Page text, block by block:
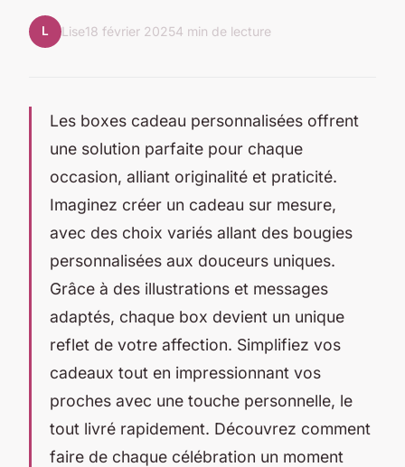
L Lise18 février 20254 min de lecture
Les boxes cadeau personnalisées offrent
une solution parfaite pour chaque
occasion, alliant originalité et praticité.
Imaginez créer un cadeau sur mesure,
avec des choix variés allant des bougies
personnalisées aux douceurs uniques.
Grâce à des illustrations et messages
adaptés, chaque box devient un unique
reflet de votre affection. Simplifiez vos
cadeaux tout en impressionnant vos
proches avec une touche personnelle, le
tout livré rapidement. Découvrez comment
faire de chaque célébration un moment